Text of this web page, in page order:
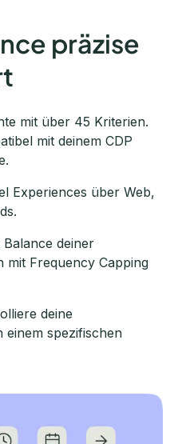
präzise
mit über 45 Kriterien.
mit deinem CDP
Experiences über Web,
deiner
mit Frequency Capping
deine
einem spezifischen